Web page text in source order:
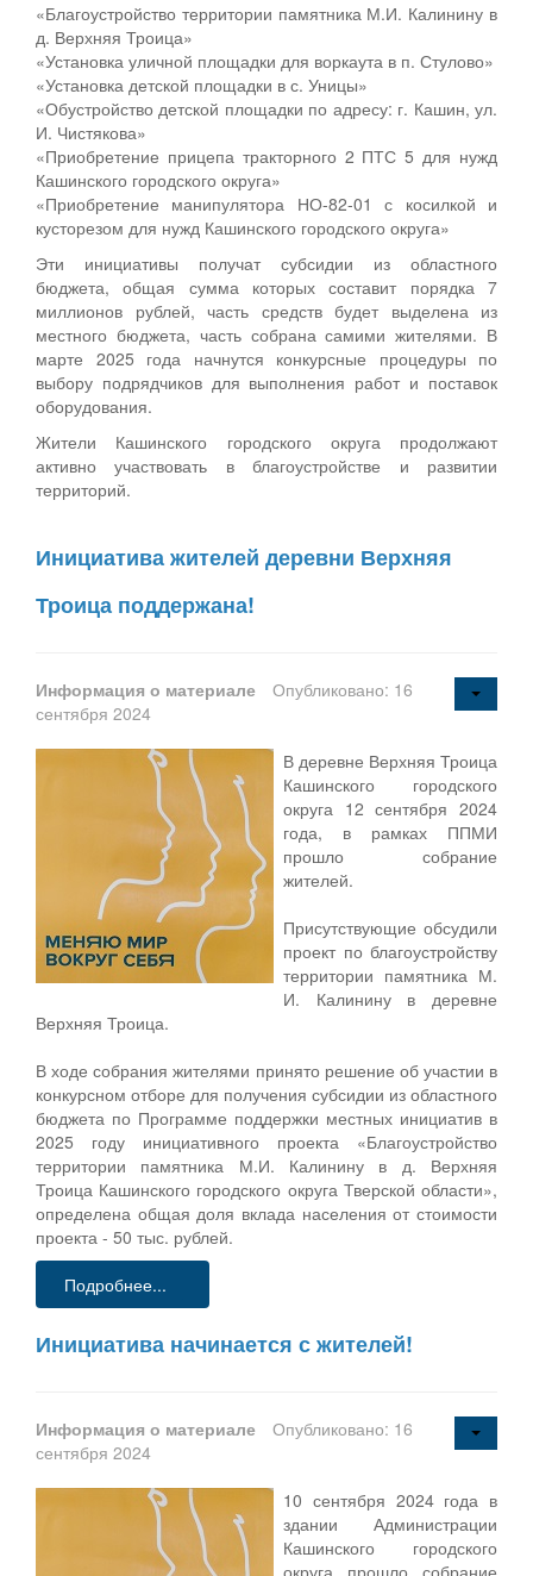
«Благоустройство территории памятника М.И. Калинину в
д. Верхняя Троица»
«Установка уличной площадки для воркаута в п. Стулово»
«Установка детской площадки в с. Уницы»
«Обустройство детской площадки по адресу: г. Кашин, ул.
И. Чистякова»
«Приобретение прицепа тракторного 2 ПТС 5 для нужд
Кашинского городского округа»
«Приобретение манипулятора НО-82-01 с косилкой и
кусторезом для нужд Кашинского городского округа»
Эти инициативы получат субсидии из областного
бюджета, общая сумма которых составит порядка 7
миллионов рублей, часть средств будет выделена из
местного бюджета, часть собрана самими жителями. В
марте 2025 года начнутся конкурсные процедуры по
выбору подрядчиков для выполнения работ и поставок
оборудования.
Жители Кашинского городского округа продолжают
активно участвовать в благоустройстве и развитии
территорий.
Инициатива жителей деревни Верхняя
Троица поддержана!
Информация о материале
Опубликовано: 16
сентября 2024
В деревне Верхняя Троица
Кашинского городского
округа 12 сентября 2024
года, в рамках ППМИ
прошло собрание
жителей.
Присутствующие обсудили
проект по благоустройству
территории памятника М.
И. Калинину в деревне
Верхняя Троица.
В ходе собрания жителями принято решение об участии в
конкурсном отборе для получения субсидии из областного
бюджета по Программе поддержки местных инициатив в
2025 году инициативного проекта «Благоустройство
территории памятника М.И. Калинину в д. Верхняя
Троица Кашинского городского округа Тверской области»,
определена общая доля вклада населения от стоимости
проекта - 50 тыс. рублей.
Подробнее...
Инициатива начинается с жителей!
Информация о материале
Опубликовано: 16
сентября 2024
10 сентября 2024 года в
здании Администрации
Кашинского городского